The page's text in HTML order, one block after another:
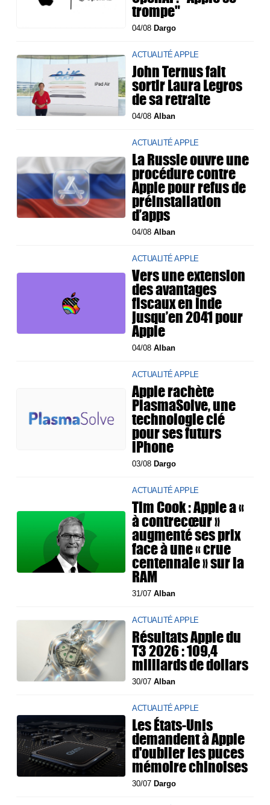
trompe"
04/08 Dargo
ACTUALITÉ APPLE
John Ternus fait
sortir Laura Legros
de sa retraite
04/08Alban
ACTUALITÉ APPLE
La Russie ouvre une
procédure contre
Apple pour refus de
préinstallation
d’apps
04/08Alban
ACTUALITÉ APPLE
Vers une extension
des avantages
fiscaux en Inde
jusqu’en 2041 pour
Apple
04/08Alban
ACTUALITÉ APPLE
Apple rachète
PlasmaSolve, une
technologie clé
pour ses futurs
iPhone
03/08 Dargo
ACTUALITÉ APPLE
Tim Cook : Apple a «
à contrecœur »
augmenté ses prix
face à une « crue
centennale » sur la
RAM
31/07Alban
ACTUALITÉ APPLE
Résultats Apple du
T3 2026 : 109,4
milliards de dollars
30/07Alban
ACTUALITÉ APPLE
Les États-Unis
demandent à Apple
d'oublier les puces
mémoire chinoises
30/07 Dargo